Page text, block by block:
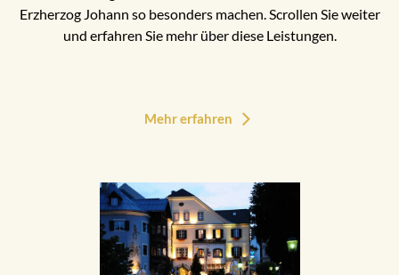
Erzherzog Johann so besonders machen. Scrollen Sie weiter
und erfahren Sie mehr über diese Leistungen.
Mehr erfahren